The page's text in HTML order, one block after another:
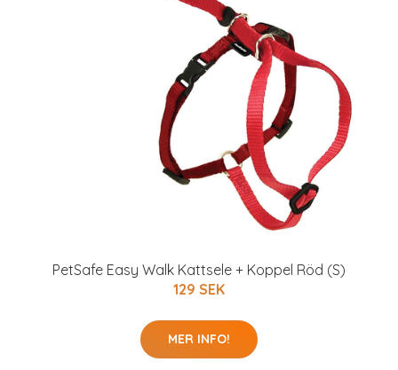
PetSafe Easy Walk Kattsele + Koppel Röd (S)
129 SEK
MER INFO!